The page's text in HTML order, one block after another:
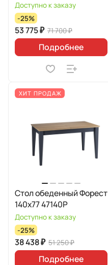
Доступно к заказу
-25%
53 775 ₽ 71 700 ₽
Подробнее
ХИТ ПРОДАЖ
Стол обеденный Форест
140х77 47140Р
Доступно к заказу
-25%
38 438 ₽ 51 250 ₽
Подробнее